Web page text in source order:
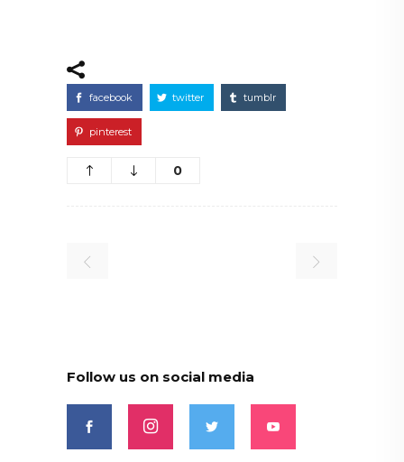
facebook twitter tumblr
pinterest
0
Follow us on social media